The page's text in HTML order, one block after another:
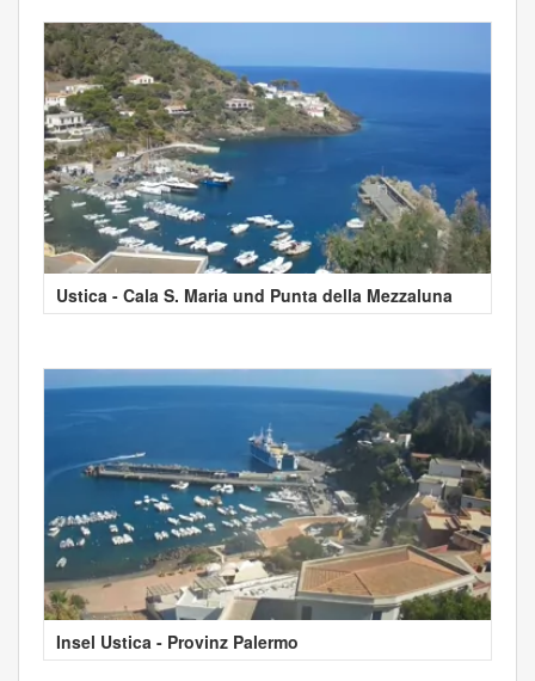
Ustica - Cala S. Maria und Punta della Mezzaluna
Insel Ustica - Provinz Palermo